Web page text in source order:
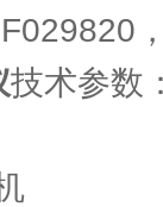
技术参数